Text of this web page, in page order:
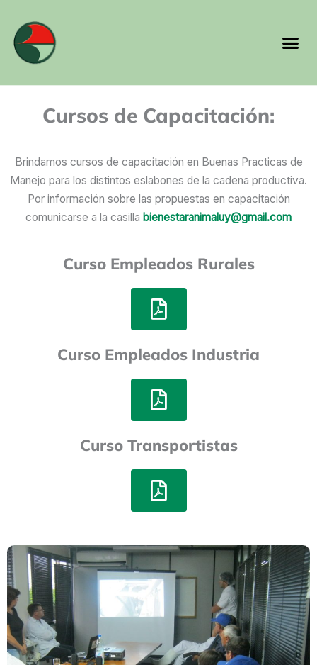
contenido
Cursos de Capacitación:
Brindamos cursos de capacitación en Buenas Practicas de
Manejo para los distintos eslabones de la cadena productiva.
Por información sobre las propuestas en capacitación
comunicarse a la casilla bienestaranimaluy@gmail.com
Curso Empleados Rurales
Curso Empleados Industria
Curso Transportistas